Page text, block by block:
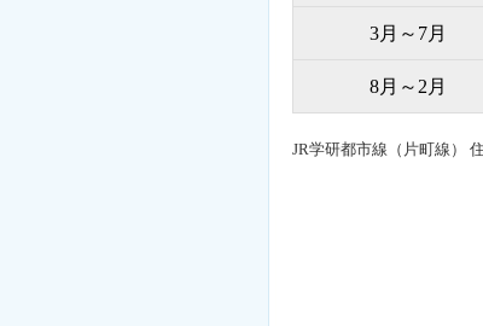
3月～7月
8月～2月
JR学研都市線（片町線）